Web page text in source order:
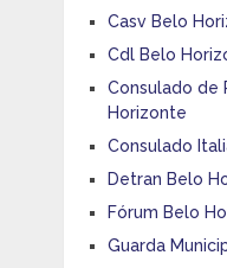
Casv Belo
Cdl Belo
Consulado de
Horizonte
Consulado
Detran Belo
Fórum Belo
Guarda